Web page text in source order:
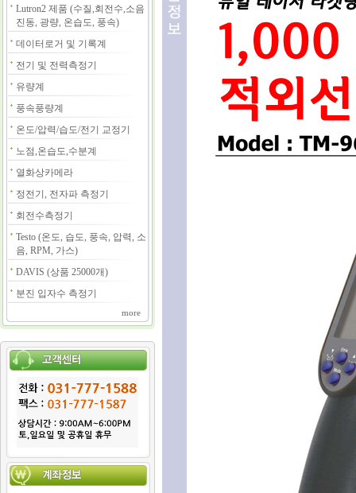
Lutron2 제품 (수질,회전수,소음
진동, 광량, 온습도, 풍속)
데이터로거 및 기록계
전기 및 전력측정기
유량계
풍속풍량계
온도/압력/습도/전기 교정기
노점,온습도,수분계
열화상카메라
정전기, 전자파 측정기
회전수측정기
Testo (온도, 습도, 풍속, 압력, 소
음, RPM, 가스)
DAVIS (상품 25000개)
분진 입자수 측정기
more